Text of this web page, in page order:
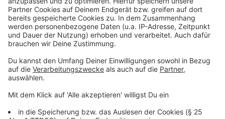
Anzeige
Meldung der Stadt zur aktuellen Pflanzsaison:
Zu Beginn des Jahres musste die Stadt auch wieder
Bäume fällen:
Wie wir uns für neue Bäume engagieren können:
Anzeige